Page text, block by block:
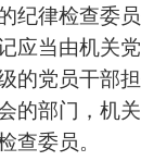
纪律检查委
应当由机关
的党员干部
的部门，机
查委员。